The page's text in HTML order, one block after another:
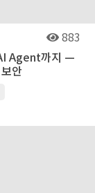
883
Agent까지 —
안